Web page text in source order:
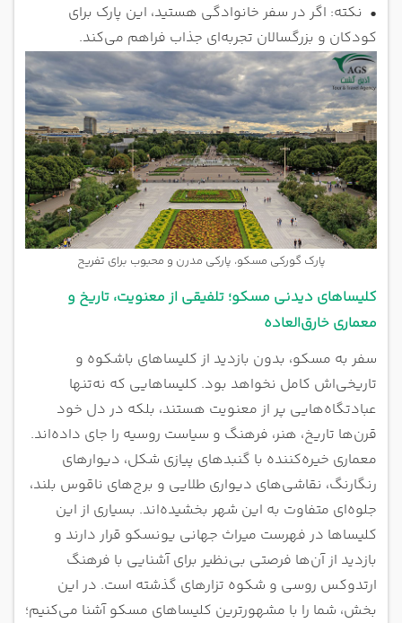
• نکته: اگر در سفر خانوادگی هستید، این پارک برای
کودکان و بزرگسالان تجربه‌ای جذاب فراهم می‌کند.
پارک گورکی مسکو، پارکی مدرن و محبوب برای تفریح
کلیساهای دیدنی مسکو؛ تلفیقی از معنویت، تاریخ و
معماری خارق‌العاده
سفر به مسکو، بدون بازدید از کلیساهای باشکوه و
تاریخی‌اش کامل نخواهد بود. کلیساهایی که نه‌تنها
عبادتگاه‌هایی پر از معنویت هستند، بلکه در دل خود
قرن‌ها تاریخ، هنر، فرهنگ و سیاست روسیه را جای داده‌اند.
معماری خیره‌کننده با گنبدهای پیازی شکل، دیوارهای
رنگارنگ، نقاشی‌های دیواری طلایی و برج‌های ناقوس بلند،
جلوه‌ای متفاوت به این شهر بخشیده‌اند. بسیاری از این
کلیساها در فهرست میراث جهانی یونسکو قرار دارند و
بازدید از آن‌ها فرصتی بی‌نظیر برای آشنایی با فرهنگ
ارتدوکس روسی و شکوه تزارهای گذشته است. در این
بخش، شما را با مشهورترین کلیساهای مسکو آشنا می‌کنیم؛